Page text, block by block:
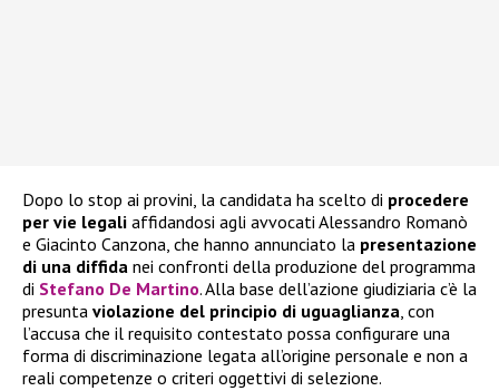
Dopo lo stop ai provini, la candidata ha scelto di procedere
per vie legali affidandosi agli avvocati Alessandro Romanò
e Giacinto Canzona, che hanno annunciato la presentazione
di una diffida nei confronti della produzione del programma
di Stefano De Martino. Alla base dell’azione giudiziaria c’è la
presunta violazione del principio di uguaglianza, con
l’accusa che il requisito contestato possa configurare una
forma di discriminazione legata all’origine personale e non a
reali competenze o criteri oggettivi di selezione.